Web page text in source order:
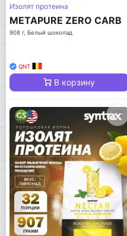
Изолят протеина
METAPURE ZERO CARB
908 г, Белый шоколад
QNT
В корзину